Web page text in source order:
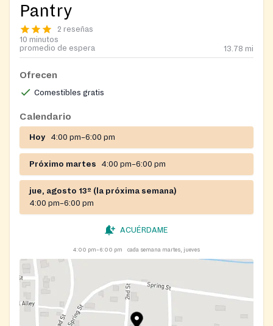
Pantry
2 reseñas
10 minutos
promedio de espera
13.78 mi
Ofrecen
Comestibles gratis
Calendario
Hoy 4:00 pm–6:00 pm
Próximo martes 4:00 pm–6:00 pm
jue, agosto 13º (la próxima semana)
4:00 pm–6:00 pm
ACUÉRDAME
4:00 pm–6:00 pm cada semana martes, jueves